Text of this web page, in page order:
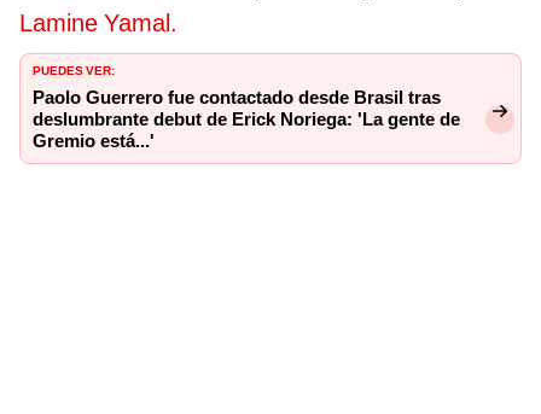
Lamine Yamal.
PUEDES VER:
Paolo Guerrero fue contactado desde Brasil tras
deslumbrante debut de Erick Noriega: 'La gente de
Gremio está...'